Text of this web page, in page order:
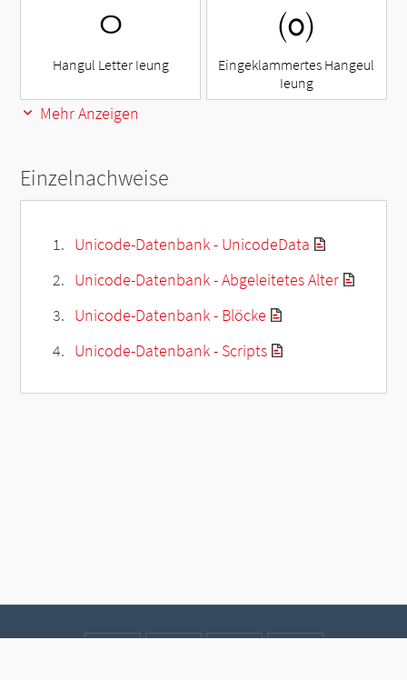
ㅇ
Hangul Letter Ieung
㈇
Eingeklammertes Hangeul
Ieung
Mehr Anzeigen
Einzelnachweise
Unicode-Datenbank - UnicodeData
Unicode-Datenbank - Abgeleitetes Alter
Unicode-Datenbank - Blöcke
Unicode-Datenbank - Scripts